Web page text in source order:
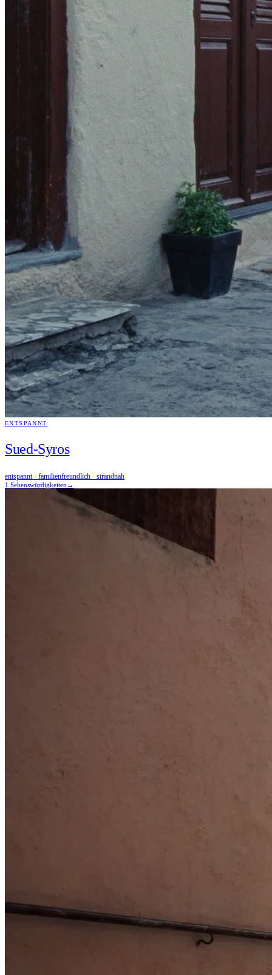
ENTSPANNT
Sued-Syros
entspannt · familienfreundlich · strandnah
1 Sehenswürdigkeiten →